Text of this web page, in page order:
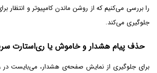
را بررسی می‌کنیم که از روشن ماندن کامپیوتر و انتظار
جلوگیری می‌کند.
حذف پیام هشدار و خاموش یا ری‌استارت سریع
برای جلوگیری از نمایش صفحه‌ی هشدار، می‌بایست در